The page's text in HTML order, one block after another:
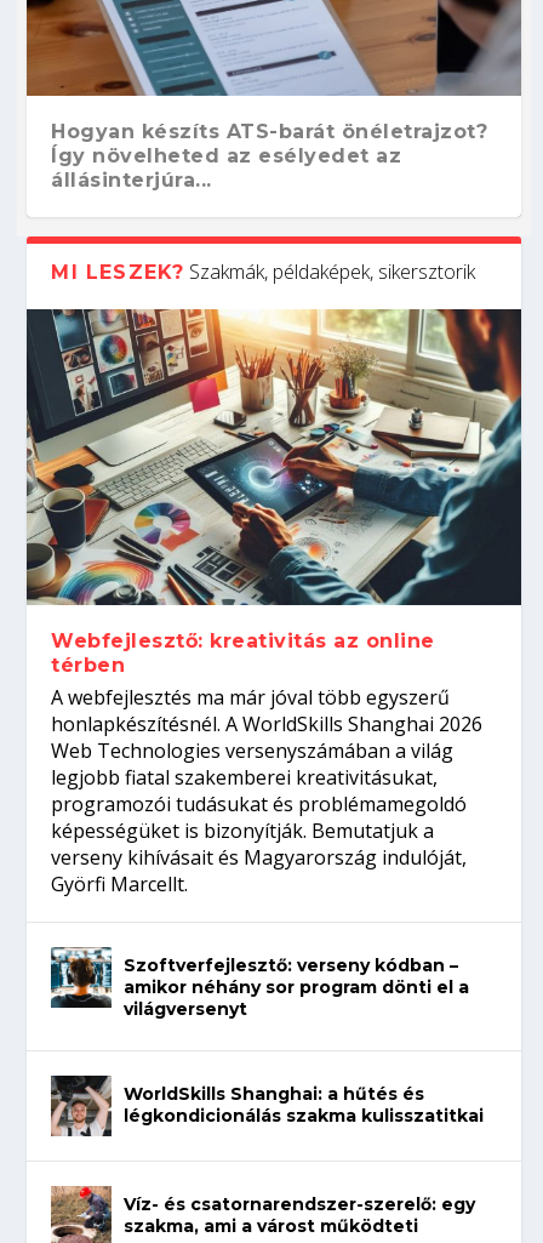
Hogyan készíts ATS-barát önéletrajzot?
Így növelheted az esélyedet az
állásinterjúra...
Kitalálod, mire használják ezeket a
gépeket?
Nem sikerült az egyetemi felvételi?
Tanulj szakmát!
Szoftverfejlesztő: verseny kódban –
amikor néhány sor program dönti el a
világversenyt...
Digitális detox – hogyan kapcsolódj ki
telefon nélkül?
MI LESZEK? Szakmák, példaképek, sikersztorik
Webfejlesztő: kreativitás az online
térben
A webfejlesztés ma már jóval több egyszerű
honlapkészítésnél. A WorldSkills Shanghai 2026
Web Technologies versenyszámában a világ
legjobb fiatal szakemberei kreativitásukat,
programozói tudásukat és problémamegoldó
képességüket is bizonyítják. Bemutatjuk a
verseny kihívásait és Magyarország indulóját,
Györfi Marcellt.
Szoftverfejlesztő: verseny kódban –
amikor néhány sor program dönti el a
világversenyt
WorldSkills Shanghai: a hűtés és
légkondicionálás szakma kulisszatitkai
Víz- és csatornarendszer-szerelő: egy
szakma, ami a várost működteti